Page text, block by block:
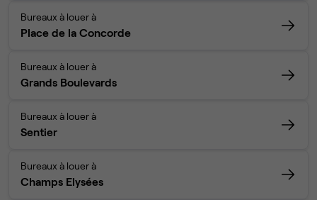
Bureaux à louer à
Place de la Concorde
Bureaux à louer à
Grands Boulevards
Bureaux à louer à
Sentier
Bureaux à louer à
Champs Elysées